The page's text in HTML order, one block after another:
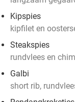
Kipspies
kipfilet en
Steakspies
rundvlees en
Galbi
short rib,